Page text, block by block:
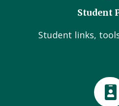
Student
Student links,